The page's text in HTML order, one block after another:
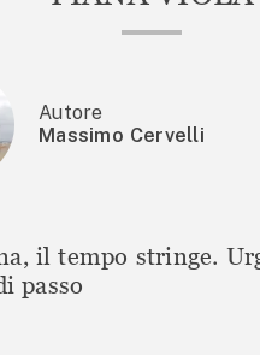
Autore
Massimo Cervelli
il tempo stringe.
passo